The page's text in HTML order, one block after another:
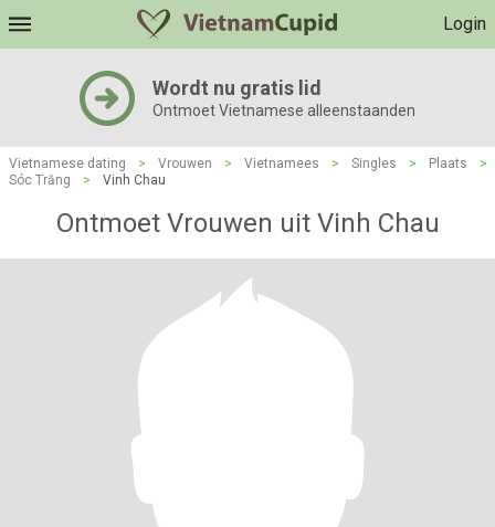
Login
Wordt nu gratis lid
Ontmoet Vietnamese alleenstaanden
Vietnamese dating > Vrouwen > Vietnamees > Singles > Plaats
>
Sóc Trăng
> Vinh Chau
Ontmoet Vrouwen uit Vinh Chau